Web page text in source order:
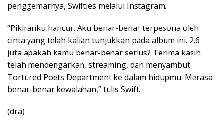
penggemarnya, Swifties melalui Instagram.
“Pikiranku hancur. Aku benar-benar terpesona oleh
cinta yang telah kalian tunjukkan pada album ini. 2,6
juta apakah kamu benar-benar serius? Terima kasih
telah mendengarkan, streaming, dan menyambut
Tortured Poets Department ke dalam hidupmu. Merasa
benar-benar kewalahan,” tulis Swift.
(dra)